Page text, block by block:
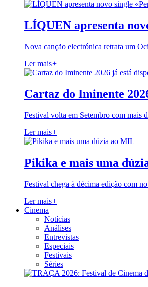
LÍQUEN apresenta
Nova canção electrónica retrata um
Ler mais+
Cartaz do Iminente
Festival volta em Setembro com mais
Ler mais+
Pikika e mais uma
Festival chega à décima edição com
Ler mais+
Cinema
Notícias
Análises
Entrevistas
Especiais
Festivais
Séries